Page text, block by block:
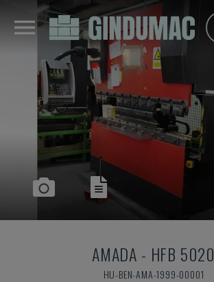
AMADA - HFB 5020
HU-BEN-AMA-1999-00001